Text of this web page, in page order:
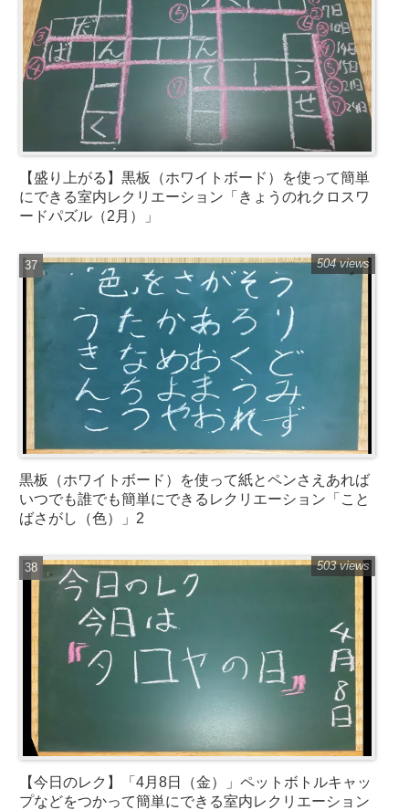
【盛り上がる】黒板（ホワイトボード）を使って簡単
にできる室内レクリエーション「きょうのれクロスワ
ードパズル（2月）」
黒板（ホワイトボード）を使って紙とペンさえあれば
いつでも誰でも簡単にできるレクリエーション「こと
ばさがし（色）」2
504 views
【今日のレク】「4月8日（金）」ペットボトルキャッ
プなどをつかって簡単にできる室内レクリエーション
503 views